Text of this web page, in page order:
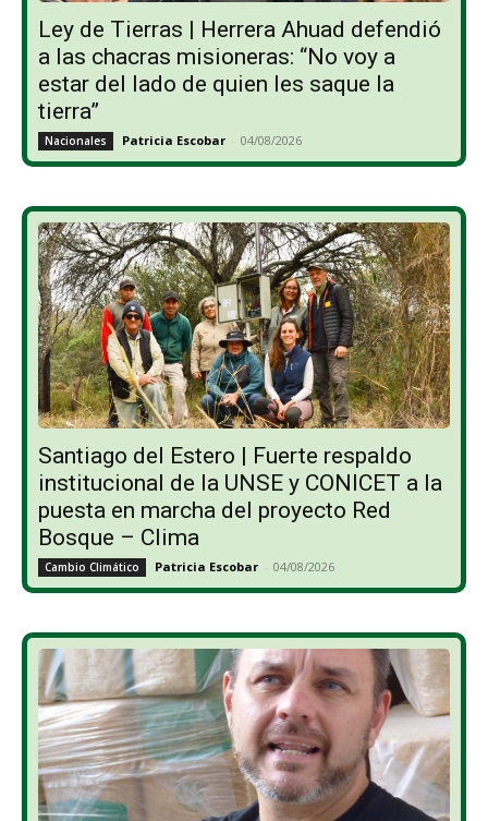
Ley de Tierras | Herrera Ahuad defendió
a las chacras misioneras: “No voy a
estar del lado de quien les saque la
tierra”
Nacionales Patricia Escobar - 04/08/2026
Santiago del Estero | Fuerte respaldo
institucional de la UNSE y CONICET a la
puesta en marcha del proyecto Red
Bosque – Clima
Cambio Climático Patricia Escobar - 04/08/2026